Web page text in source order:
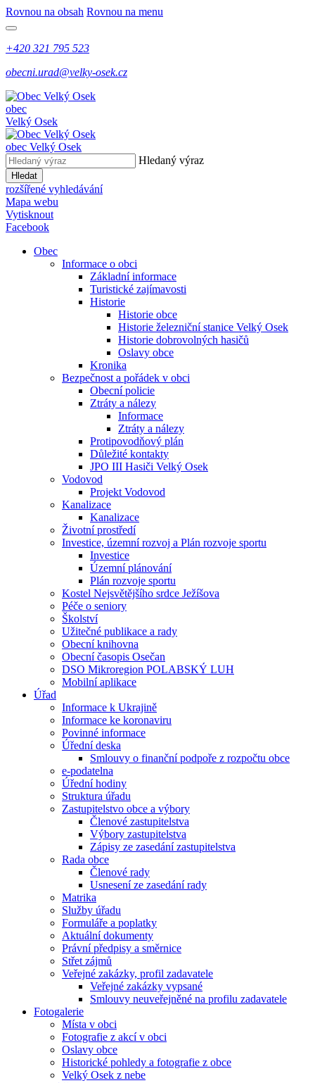
Rovnou na obsah Rovnou na menu
+420 321 795 523
obecni.urad@velky-osek.cz
obec
Velký Osek
obec Velký Osek
Hledaný výraz
Hledat
rozšířené vyhledávání
Mapa webu
Vytisknout
Facebook
Obec
Informace o obci
Základní informace
Turistické zajímavosti
Historie
Historie obce
Historie železniční stanice Velký Osek
Historie dobrovolných hasičů
Oslavy obce
Kronika
Bezpečnost a pořádek v obci
Obecní policie
Ztráty a nálezy
Informace
Ztráty a nálezy
Protipovodňový plán
Důležité kontakty
JPO III Hasiči Velký Osek
Vodovod
Projekt Vodovod
Kanalizace
Kanalizace
Životní prostředí
Investice, územní rozvoj a Plán rozvoje sportu
Investice
Územní plánování
Plán rozvoje sportu
Kostel Nejsvětějšího srdce Ježíšova
Péče o seniory
Školství
Užitečné publikace a rady
Obecní knihovna
Obecní časopis Osečan
DSO Mikroregion POLABSKÝ LUH
Mobilní aplikace
Úřad
Informace k Ukrajině
Informace ke koronaviru
Povinné informace
Úřední deska
Smlouvy o finanční podpoře z rozpočtu obce
e-podatelna
Úřední hodiny
Struktura úřadu
Zastupitelstvo obce a výbory
Členové zastupitelstva
Výbory zastupitelstva
Zápisy ze zasedání zastupitelstva
Rada obce
Členové rady
Usnesení ze zasedání rady
Matrika
Služby úřadu
Formuláře a poplatky
Aktuální dokumenty
Právní předpisy a směrnice
Střet zájmů
Veřejné zakázky, profil zadavatele
Veřejné zakázky vypsané
Smlouvy neuveřejněné na profilu zadavatele
Fotogalerie
Místa v obci
Fotografie z akcí v obci
Oslavy obce
Historické pohledy a fotografie z obce
Velký Osek z nebe